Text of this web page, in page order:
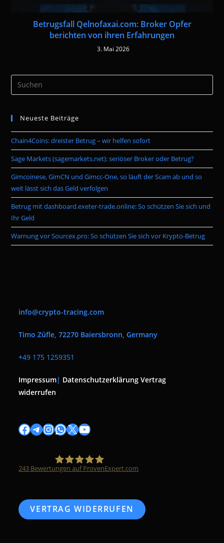
Betrugsfall Qelnofaxai.com: Broker Opfer
berichten von ihren Erfahrungen
3. Mai 2026
the
Neueste Beiträge
Chain4Coins: dreister Betrug – wir helfen sofort
Sage Markets (sagemarkets.net): seriöser Broker oder Betrug?
Gimcoinese, GimCN und Gimcc-One, so läuft der Scam ab und so
weit lässt sich das Geld verfolgen
Betrug mit dashboard.exeter-trade.online: So schützen Sie sich und
Ihr Geld
Warnung vor Sourcex.pro: So schützen Sie sich vor Krypto-Betrug
info@crypto-tracing.com
Timo Züfle, 72270 Baiersbronn, Germany
+49 175 1259351
Impressum| Datenschutzerklärung Vertrag
widerrufen
Facebook
Telegram
Instagram
WhatsApp
X YouTube
243 Bewertungen auf ProvenExpert.com
VERTRAG WIDERRUFEN